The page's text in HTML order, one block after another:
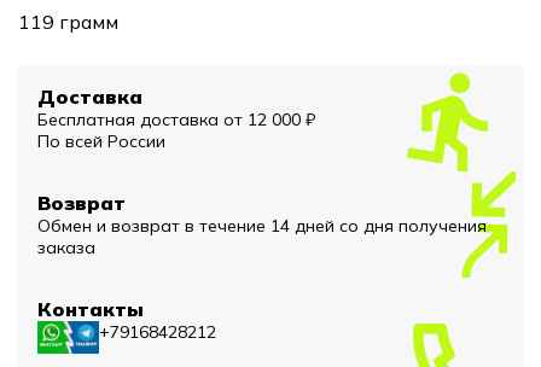
119 грамм
Доставка
Бесплатная доставка от 12 000 ₽
По всей России
Возврат
Обмен и возврат в течение 14 дней со дня получения
заказа
Контакты
+79168428212